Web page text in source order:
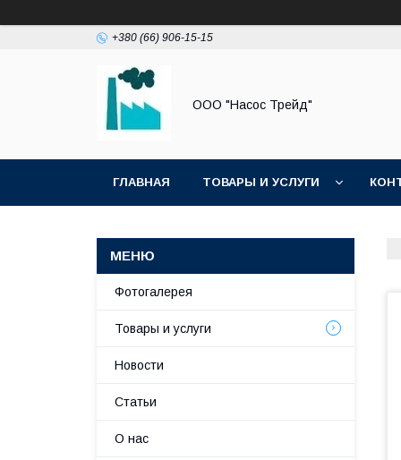
+380 (66) 906-15-15
ООО "Насос Трейд"
ГЛАВНАЯ ТОВАРЫ И УСЛУГИ
Фотогалерея
Товары и услуги
Новости
Статьи
О нас